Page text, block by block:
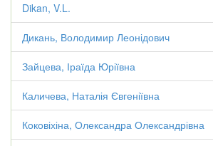
Dikan, V.L.
Дикань, Володимир Леонідович
Зайцева, Іраїда Юріївна
Каличева, Наталія Євгеніївна
Коковіхіна, Олександра Олександрівна